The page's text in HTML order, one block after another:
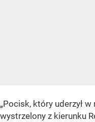
„Pocisk, który uderzył
wystrzelony z kierunku